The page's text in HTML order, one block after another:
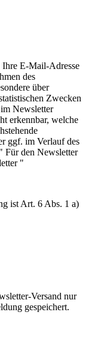
E-Mail-Adresse
des
über
Zwecken
Newsletter
erkennbar, welche
ggf. im Verlauf des
Für den Newsletter
"
ist Art. 6 Abs. 1 a)
Versand nur
gespeichert.